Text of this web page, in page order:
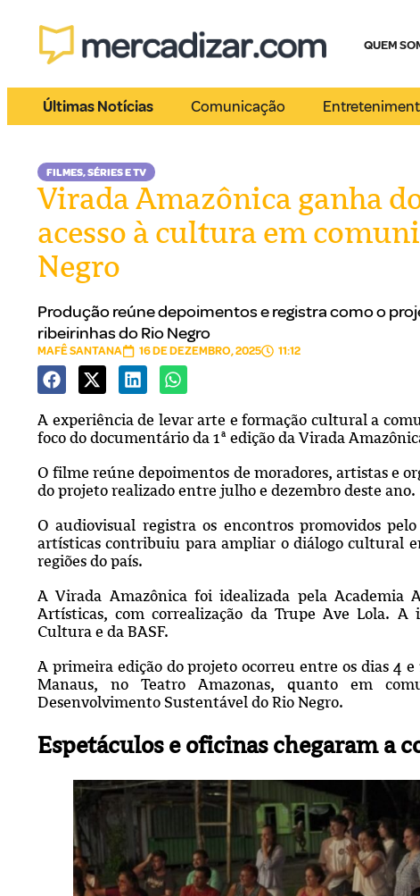
QUEM
Últimas Notícias Comunicação
FILMES, SÉRIES E TV
Virada Amazônica ganha
acesso à cultura em
Negro
Produção reúne depoimentos e registra como o
ribeirinhas do Rio Negro
MAFÊ SANTANA 16 DE DEZEMBRO, 2025 11:12
A experiência de levar arte e formação cultural a
foco do documentário da 1ª edição da Virada
O filme reúne depoimentos de moradores, artistas e
do projeto realizado entre julho e dezembro deste ano.
O audiovisual registra os encontros promovidos
artísticas contribuiu para ampliar o diálogo cultural
regiões do país.
A Virada Amazônica foi idealizada pela Academia
Artísticas, com correalização da Trupe Ave Lola.
Cultura e da BASF.
A primeira edição do projeto ocorreu entre os dias 4
Manaus, no Teatro Amazonas, quanto em
Desenvolvimento Sustentável do Rio Negro.
Espetáculos e oficinas chegaram a